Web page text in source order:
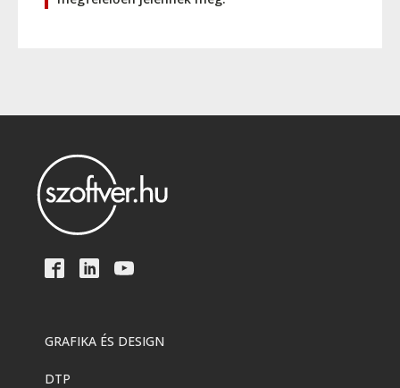
GRAFIKA ÉS DESIGN
DTP